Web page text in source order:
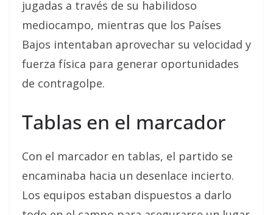
jugadas a través de su habilidoso
mediocampo, mientras que los Países
Bajos intentaban aprovechar su velocidad y
fuerza física para generar oportunidades
de contragolpe.
Tablas en el marcador
Con el marcador en tablas, el partido se
encaminaba hacia un desenlace incierto.
Los equipos estaban dispuestos a darlo